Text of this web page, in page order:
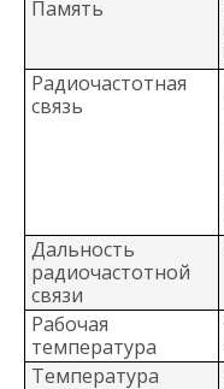
Память
Радиочастотная
связь
Дальность
радиочастотной
связи
Рабочая
температура
Температура